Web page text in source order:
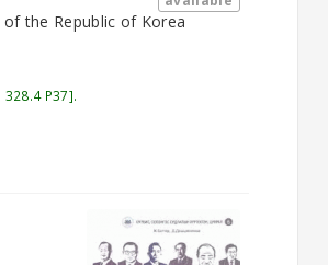
the Republic of Korea
328.4 P37 .